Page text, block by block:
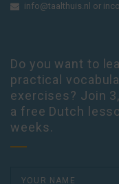
info@taalthuis.nl or
Do you want to
practical
exercises? Join
a free Dutch
weeks.